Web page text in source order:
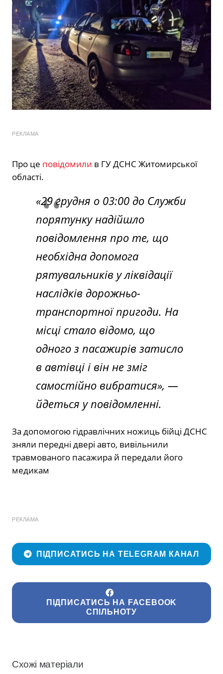
РЕКЛАМА
Про це повідомили в ГУ ДСНС Житомирської
області.
«29 грудня о 03:00 до Служби
порятунку надійшло
повідомлення про те, що
необхідна допомога
рятувальників у ліквідації
наслідків дорожньо-
транспортної пригоди. На
місці стало відомо, що
одного з пасажирів затисло
в автівці і він не зміг
самостійно вибратися», —
йдеться у повідомленні.
За допомогою гідравлічних ножиць бійці ДСНС
зняли передні двері авто, вивільнили
травмованого пасажира й передали його
медикам
РЕКЛАМА
ПІДПИСАТИСЬ НА TELEGRAM КАНАЛ
ПІДПИСАТИСЬ НА FACEBOOK
СПІЛЬНОТУ
Схожі матеріали